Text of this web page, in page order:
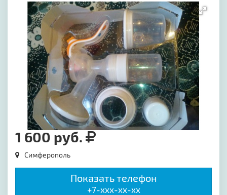
1 600 руб.
Симферополь
Показать телефон
+7-xxx-xx-xx